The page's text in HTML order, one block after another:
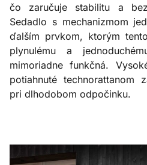
čo zaručuje stabilitu a
Sedadlo s mechanizmom
ďalším prvkom, ktorým
plynulému a
mimoriadne funkčná.
potiahnuté technorattanom
pri dlhodobom odpočinku.